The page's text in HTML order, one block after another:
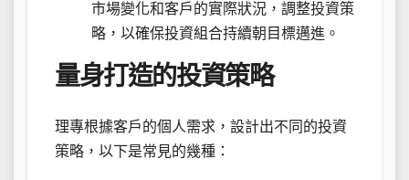
市場變化和客戶的實際狀況，調整投資策
略，以確保投資組合持續朝目標邁進。
量身打造的投資策略
理專根據客戶的個人需求，設計出不同的投資
策略，以下是常見的幾種：